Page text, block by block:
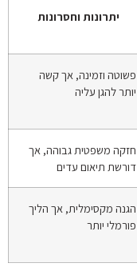
יתרונות וחסרונות
פשוטה וזמינה, אך קשה
יותר להגן עליה
חזקה משפטית גבוהה, אך
דורשת תיאום עדים
הגנה מקסימלית, אך הליך
פורמלי יותר